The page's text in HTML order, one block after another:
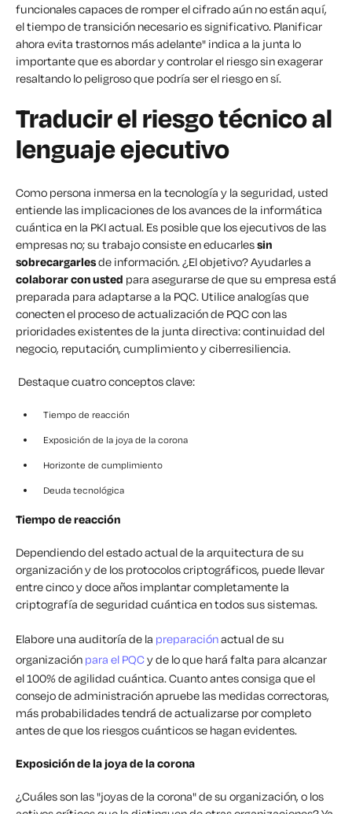
funcionales capaces de romper el cifrado aún no están aquí,
el tiempo de transición necesario es significativo. Planificar
ahora evita trastornos más adelante" indica a la junta lo
importante que es abordar y controlar el riesgo sin exagerar
resaltando lo peligroso que podría ser el riesgo en sí.
Traducir el riesgo técnico al
lenguaje ejecutivo
Como persona inmersa en la tecnología y la seguridad, usted
entiende las implicaciones de los avances de la informática
cuántica en la PKI actual. Es posible que los ejecutivos de las
empresas no; su trabajo consiste en educarlessin
sobrecargarlesde información. ¿El objetivo? Ayudarles a
colaborar con usted para asegurarse de que su empresa está
preparada para adaptarse a la PQC. Utilice analogías que
conecten el proceso de actualización de PQC con las
prioridades existentes de la junta directiva: continuidad del
negocio, reputación, cumplimiento y ciberresiliencia.
Destaque cuatro conceptos clave:
Tiempo de reacción
Exposición de la joya de la corona
Horizonte de cumplimiento
Deuda tecnológica
Tiempo de reacción
Dependiendo del estado actual de la arquitectura de su
organización y de los protocolos criptográficos, puede llevar
entre cinco y doce años implantar completamente la
criptografía de seguridad cuántica en todos sus sistemas.
Elabore una auditoría de la preparaciónactual de su
organización para el PQCy de lo que hará falta para alcanzar
el 100% de agilidad cuántica. Cuanto antes consiga que el
consejo de administración apruebe las medidas correctoras,
más probabilidades tendrá de actualizarse por completo
antes de que los riesgos cuánticos se hagan evidentes.
Exposición de la joya de la corona
¿Cuáles son las "joyas de la corona" de su organización, o los